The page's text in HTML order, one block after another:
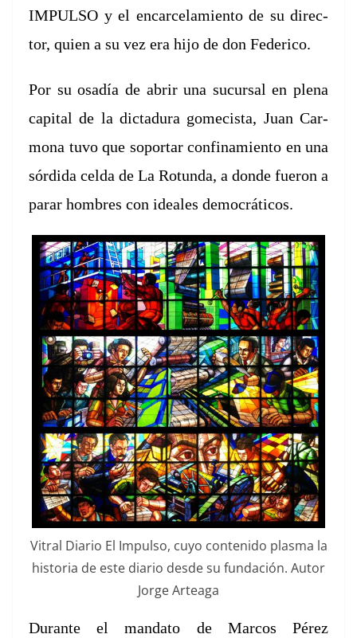
IMPULSO y el encar­ce­lamien­to de su direc­
tor, quien a su vez era hijo de don Federico.
Por su osadía de abrir una sucur­sal en ple­na
cap­i­tal de la dic­tadu­ra gomecista, Juan Car­
mona tuvo que sopor­tar con­fi­namien­to en una
sór­di­da cel­da de La Rotun­da, a donde fueron a
parar hom­bres con ide­ales democráticos.
Vit­ral Diario El Impul­so, cuyo con­tenido plas­ma la
his­to­ria de este diario des­de su fun­dación. Autor
Jorge Arteaga
Durante el manda­to de Mar­cos Pérez